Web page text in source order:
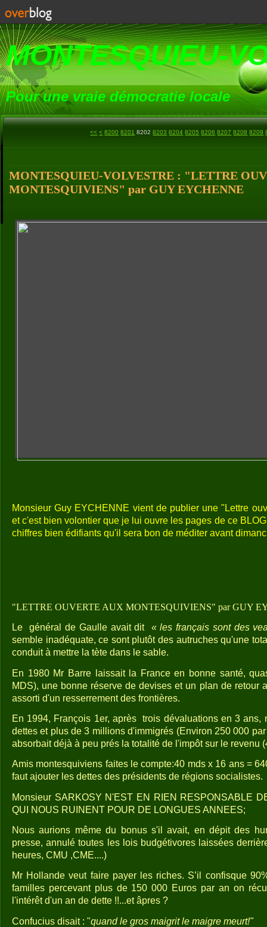
MONTESQUIEU-
Pour une vraie démocratie locale
<< < 8200 8201 8202 8203 8204 8205 8206 8207 8208 8209
MONTESQUIEU-VOLVESTRE : "LETTRE
MONTESQUIVIENS" par GUY EYCHENNE
Monsieur Guy EYCHENNE vient de publier une "Lettre
et c'est bien volontier que je lui ouvre les pages de ce
chiffres bien édifiants qu'il sera bon de méditer avant
"LETTRE OUVERTE AUX MONTESQUIVIENS" par GUY
Le général de Gaulle avait dit
« les français sont des
semble inadéquate, ce sont plutôt des autruches qu'une
conduit à mettre la tète dans le sable.
En 1980 Mr Barre laissait la France en bonne santé,
MDS), une bonne réserve de devises et un plan de retour
assorti d'un resserrement des frontières.
En 1994, François 1er, après trois dévaluations en 3 ans,
dettes et plus de 3 millions d'immigrés (Environ 250 000
absorbait déjà à peu prés la totalité de l'impôt sur le revenu
Amis montesquiviens faites le compte:40 mds x 16 ans =
faut ajouter les dettes des présidents de régions socialistes.
Monsieur SARKOSY N'EST EN RIEN RESPONSABLE
QUI NOUS RUINENT POUR DE LONGUES ANNEES;
Nous aurions même du bonus s'il avait, en dépit des
presse, annulé toutes les lois budgétivores laissées
heures, CMU ,CME....)
Mr Hollande veut faire payer les riches. S’il confisque
familles percevant plus de 150 000 Euros par an on
l'intérêt d'un an de dette !!...et âpres ?
Confucius disait : "quand le gros maigrit le maigre meurt!"